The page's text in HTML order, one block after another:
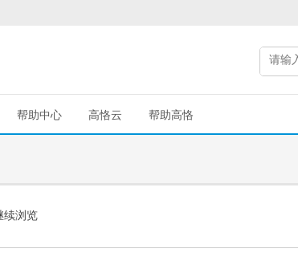
帮助中心 高恪云 帮助高恪
续浏览